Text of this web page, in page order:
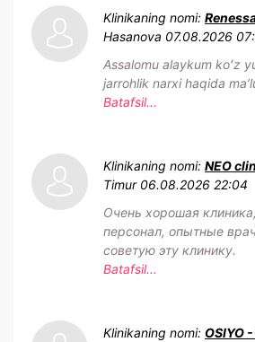
Klinikaning nomi:
Hasanova 07.08.2026
Assalomu alaykum koʻz
jarrohlik narxi haqida
Batafsil...
Klinikaning nomi: NEO
Timur 06.08.2026 22:04
Очень хорошая
персонал, опытные
советую эту клинику.
Batafsil...
Klinikaning nomi: OSIYO